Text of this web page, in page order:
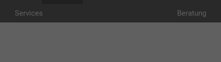
Services Beratung